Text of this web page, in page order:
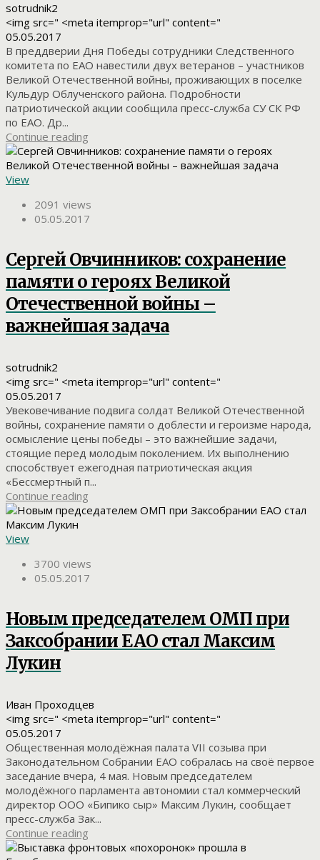
sotrudnik2
<img src=" <meta itemprop="url" content="
05.05.2017
В преддверии Дня Победы сотрудники Следственного
комитета по ЕАО навестили двух ветеранов – участников
Великой Отечественной войны, проживающих в поселке
Кульдур Облученского района. Подробности
патриотической акции сообщила пресс-служба СУ СК РФ
по ЕАО. Др...
Continue reading
View
2091 views
05.05.2017
Сергей Овчинников: сохранение
памяти о героях Великой
Отечественной войны –
важнейшая задача
sotrudnik2
<img src=" <meta itemprop="url" content="
05.05.2017
Увековечивание подвига солдат Великой Отечественной
войны, сохранение памяти о доблести и героизме народа,
осмысление цены победы – это важнейшие задачи,
стоящие перед молодым поколением. Их выполнению
способствует ежегодная патриотическая акция
«Бессмертный п...
Continue reading
View
3700 views
05.05.2017
Новым председателем ОМП при
Заксобрании ЕАО стал Максим
Лукин
Иван Проходцев
<img src=" <meta itemprop="url" content="
05.05.2017
Общественная молодёжная палата VII созыва при
Законодательном Собрании ЕАО собралась на своё первое
заседание вчера, 4 мая. Новым председателем
молодёжного парламента автономии стал коммерческий
директор ООО «Бипико сыр» Максим Лукин, сообщает
пресс-служба Зак...
Continue reading